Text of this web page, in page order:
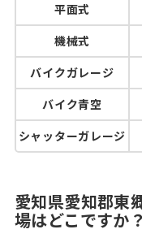
平面式
機械式
バイクガレージ
バイク青空
シャッターガレージ
愛知県愛知郡東
場はどこですか？